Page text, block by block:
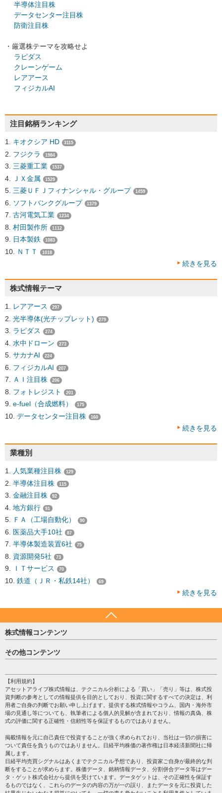
半導体注目株
データセンター注目株
防衛注目株
・厳選株テーマを攻略せよ
ラピダス
クレーンゲーム
レアアース
フィジカルAI
注目銘柄ランキング
キオクシア HD 3115
フジクラ 1984
三菱重工業 1537
ＪＸ金属 1529
三菱ＵＦＪフィナンシャル・グループ 1459
ソフトバンクグループ 1379
古河電気工業 1234
村田製作所 1112
日本製鉄 1083
ＮＴＴ 1018
続きを見る
株式情報テーマ
レアアース 297
光半導体(光チップレット) 279
ラピダス 274
水中ドローン 273
サカナAI 224
フィジカルAI 207
ＡＩ注目株 206
フォトレジスト 201
e-fuel（合成燃料） 175
データセンター注目株 160
続きを見る
業種別
人気業種注目株 129
半導体注目株 115
金融注目株 92
地方銀行 91
ＦＡ（工場自動化） 90
医薬品大手10社 87
半導体製造装置6社 75
資源開発5社 73
ＩＴサービス 70
鉄道（ＪＲ・私鉄14社） 69
続きを見る
株式情報コンテンツ
日経平均
売買シグナル
株テーマ情報
海外市況
投資カレンダー
格付け情報
その他コンテンツ
個人情報保護方針
プライバシーポリシー
会社案内
サイトマップ
過去データ
【利用規約】
アセットアライブ株式情報は、テクニカル分析による「買い」「売り」等は、株式投
資判断の参考としての情報提供を目的としており、投資に関するすべての決定は、利
用者ご自身の判断でお願い申し上げます。提供する株式情報やコラム、国内・海外市
場の見通し等についても、執筆者による個人的見解が含まれており、情報の真偽、株
式の評価に関する正確性・信頼性等を保証するものではありません。
掲載情報を元に自己責任で投資することが強く求められており、当社は一切の損害に
ついて責任を負うものではありません。日経平均株価の著作権は日本経済新聞社に帰
属します。
日経平均売買シグナルはあくまでテクニカル予想であり、投資家ご自身が最終的な判
断をすることが求めらます。株価データ、銘柄情報データ、分割併合データ等はデー
タ・ゲット株式会社から提供を受けています。データゲットは、その正確性を保証す
るものではなく、これらのデータの内容の万が一の誤り、またデータを元に投資した